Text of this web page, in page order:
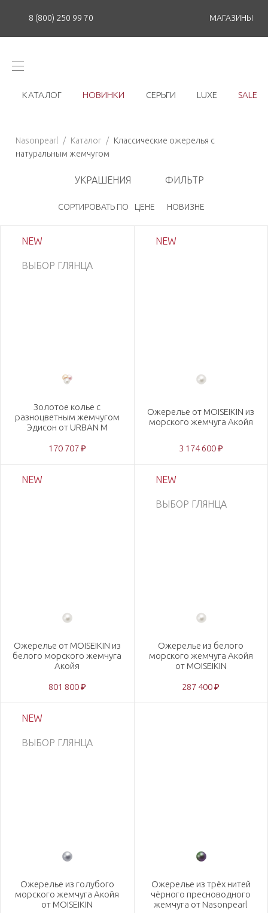
8 (800) 250 99 70 МАГАЗИНЫ
КАТАЛОГ НОВИНКИ СЕРЬГИ LUXE SALE
Nasonpearl / Каталог / Классические ожерелья с
натуральным жемчугом
УКРАШЕНИЯ ФИЛЬТР
СОРТИРОВАТЬ ПО ЦЕНЕ НОВИЗНЕ
NEW
ВЫБОР ГЛЯНЦА
Золотое колье с
разноцветным жемчугом
Эдисон от URBAN M
170 707 ₽
NEW
Ожерелье от MOISEIKIN из
морского жемчуга Акойя
3 174 600 ₽
NEW
Ожерелье от MOISEIKIN из
белого морского жемчуга
Акойя
801 800 ₽
NEW
ВЫБОР ГЛЯНЦА
Ожерелье из белого
морского жемчуга Акойя
от MOISEIKIN
287 400 ₽
NEW
ВЫБОР ГЛЯНЦА
Ожерелье из голубого
морского жемчуга Акойя
от MOISEIKIN
Ожерелье из трёх нитей
чёрного пресноводного
жемчуга от Nasonpearl